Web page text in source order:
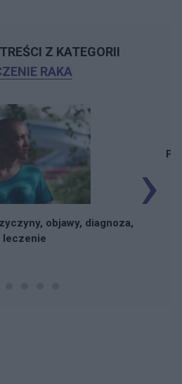
Z KATEGORII
RAKA
objawy, diagnoza,
leczenie
›